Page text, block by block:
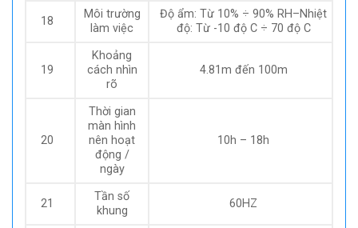
18
Môi trường
làm việc
Độ ẩm: Từ 10% ÷ 90% RH–Nhiệt
độ: Từ -10 độ C ÷ 70 độ C
19
Khoảng
cách nhìn
rõ
4.81m đến 100m
20
Thời gian
màn hình
nên hoạt
động /
ngày
10h – 18h
21
Tần số
khung
60HZ